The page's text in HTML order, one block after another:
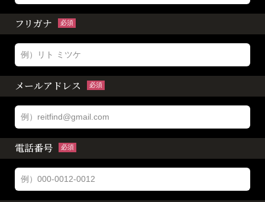
フリガナ 必須
メールアドレス 必須
電話番号 必須